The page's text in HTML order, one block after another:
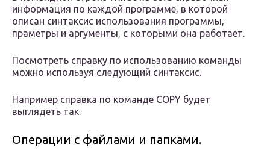
информация по каждой программе, в которой
описан синтаксис использования программы,
праметры и аргументы, с которыми она работает.
Посмотреть справку по использованию команды
можно используя следующий синтаксис.
Например справка по команде COPY будет
выглядеть так.
Операции с файлами и папками.